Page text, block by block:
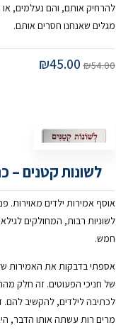
להרחיק אותם, והם נעלמים, או
מגלים שאנחנו חסרים אותם.
₪54.00
₪45.00
לשונות קטנים –
אוסף אמירות ילדים מאוירות.
לשוניות רבות, המחולקים
חמש.
אספתי בדבקות את האמירות
של חניכי הפעוטים. זה חלק
לכתיבה לילדים, להקשיב להם.
מרים רות עשתה אותו הדבר,